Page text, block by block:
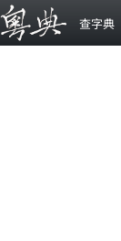
查字典